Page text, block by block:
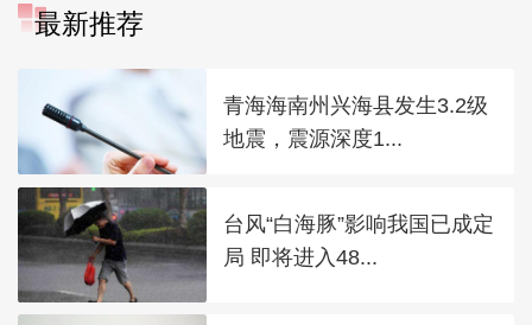
最新推荐
青海海南州兴海县发生3.2级
地震，震源深度1...
台风“白海豚”影响我国已成定
局 即将进入48...